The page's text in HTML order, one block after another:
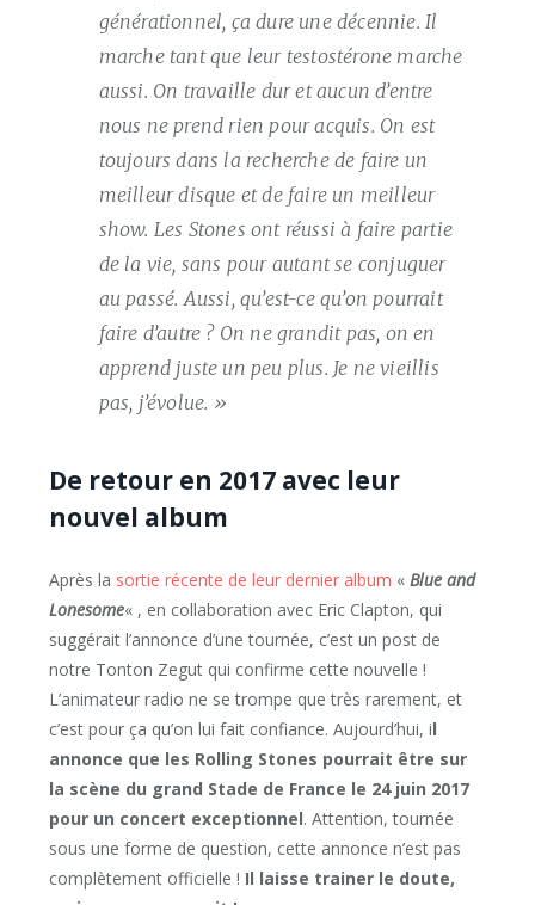
générationnel, ça dure une décennie. Il
marche tant que leur testostérone marche
aussi. On travaille dur et aucun d’entre
nous ne prend rien pour acquis. On est
toujours dans la recherche de faire un
meilleur disque et de faire un meilleur
show. Les Stones ont réussi à faire partie
de la vie, sans pour autant se conjuguer
au passé. Aussi, qu’est-ce qu’on pourrait
faire d’autre ? On ne grandit pas, on en
apprend juste un peu plus. Je ne vieillis
pas, j’évolue. »
De retour en 2017 avec leur
nouvel album
Après la sortie récente de leur dernier album « Blue and
Lonesome« , en collaboration avec Eric Clapton, qui
suggérait l’annonce d’une tournée, c’est un post de
notre Tonton Zegut qui confirme cette nouvelle !
L’animateur radio ne se trompe que très rarement, et
c’est pour ça qu’on lui fait confiance. Aujourd’hui, il
annonce que les Rolling Stones pourrait être sur
la scène du grand Stade de France le 24 juin 2017
pour un concert exceptionnel. Attention, tournée
sous une forme de question, cette annonce n’est pas
complètement officielle ! Il laisse trainer le doute,